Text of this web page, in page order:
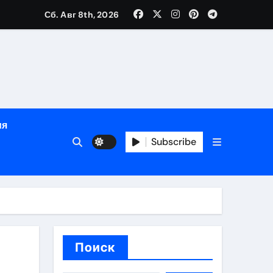
результатов при анонимном лечении
Сб. Авг 8th, 2026
Subscribe
Поиск